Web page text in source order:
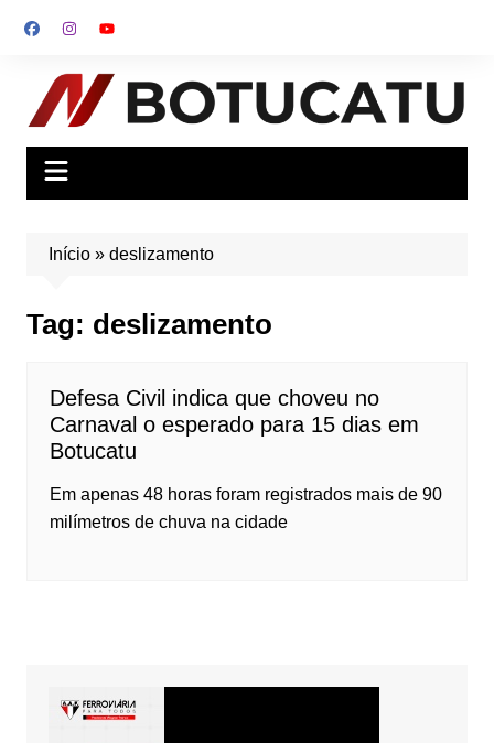
para
conteúdo
Início» deslizamento
Tag: deslizamento
Defesa Civil indica que choveu no
Carnaval o esperado para 15 dias em
Botucatu
Em apenas 48 horas foram registrados mais de 90
milímetros de chuva na cidade